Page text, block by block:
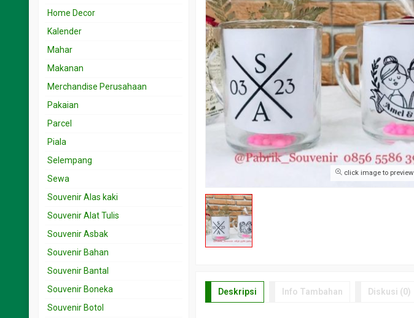
click image to preview
Deskripsi Info Tambahan Diskusi (0)
Souvenir 5.001 < 15 rb
Souvenir 50.001 < 100 rb
Undangan 3.001 – 5rb
Undangan 5.001 – 10rb
Undangan 501-999
Home Decor
Kalender
Mahar
Makanan
Merchandise Perusahaan
Pakaian
Parcel
Piala
Selempang
Sewa
Souvenir Alas kaki
Souvenir Alat Tulis
Souvenir Asbak
Souvenir Bahan
Souvenir Bantal
Souvenir Boneka
Souvenir Botol